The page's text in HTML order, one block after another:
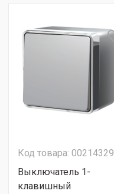
Код товара: 00214329
Выключатель 1-
клавишный